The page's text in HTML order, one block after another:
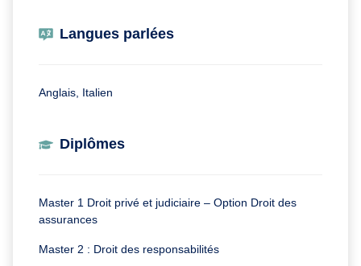
Langues parlées
Anglais, Italien
Diplômes
Master 1 Droit privé et judiciaire – Option Droit des
assurances
Master 2 : Droit des responsabilités